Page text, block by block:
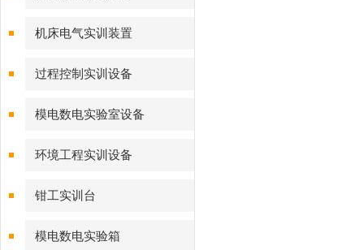
机床电气实训装置
过程控制实训设备
模电数电实验室设备
环境工程实训设备
钳工实训台
模电数电实验箱